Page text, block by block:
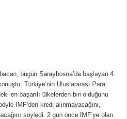
bugün Saraybosna’da başlayan 4.
Türkiye’nin Uluslararası Para
en başarılı ülkelerden biri olduğunu
IMF’den kredi alınmayacağını,
söyledi. 2 gün önce IMF’ye olan